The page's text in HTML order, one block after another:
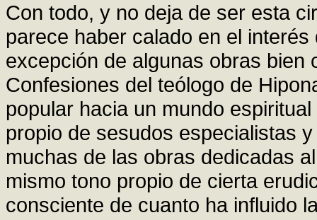
Con todo, y no deja de ser esta
parece haber calado en el
excepción de algunas obras
Confesiones del teólogo de
popular hacia un mundo
propio de sesudos especialistas
muchas de las obras dedicadas
mismo tono propio de cierta
consciente de cuanto ha influido